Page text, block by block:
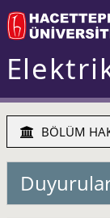
BÖLÜM